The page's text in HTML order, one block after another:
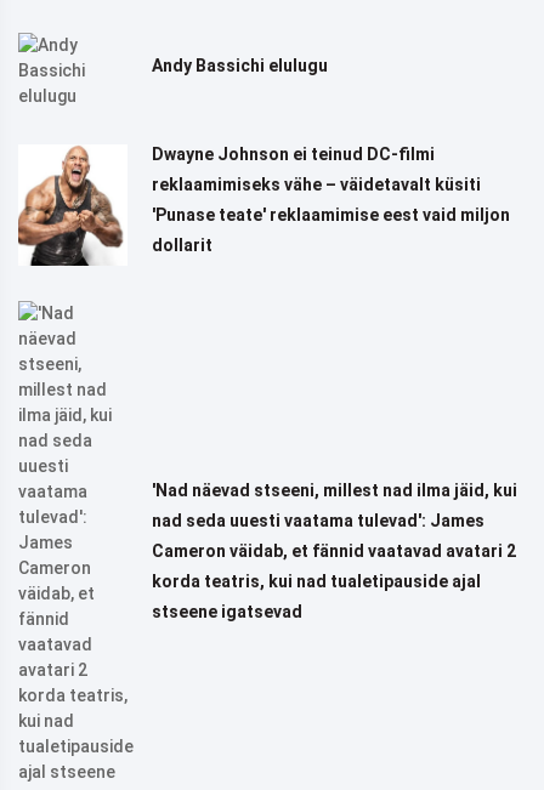
Andy Bassichi elulugu
Dwayne Johnson ei teinud DC-filmi
reklaamimiseks vähe – väidetavalt küsiti
'Punase teate' reklaamimise eest vaid miljon
dollarit
'Nad näevad stseeni, millest nad ilma jäid, kui
nad seda uuesti vaatama tulevad': James
Cameron väidab, et fännid vaatavad avatari 2
korda teatris, kui nad tualetipauside ajal
stseene igatsevad